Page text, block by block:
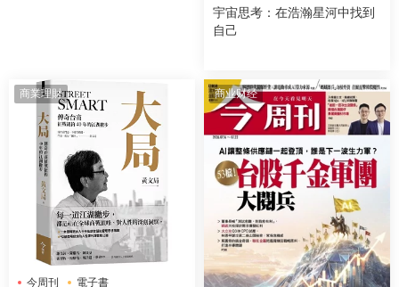
宇宙思考：在浩瀚星河中找到
自己
商業理財
今周刊 電子書
商业财经